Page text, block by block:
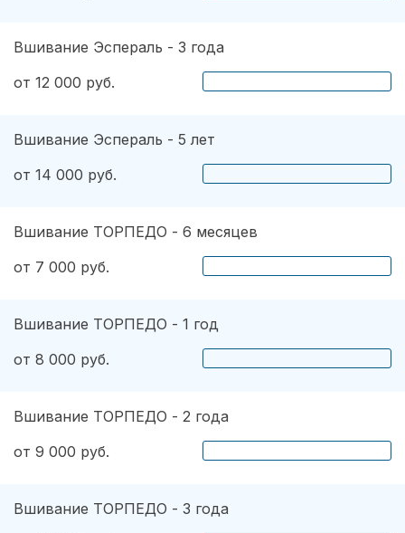
Вшивание Эспераль - 3 года
от 12 000 руб.
Вшивание Эспераль - 5 лет
от 14 000 руб.
Вшивание ТОРПЕДО - 6 месяцев
от 7 000 руб.
Вшивание ТОРПЕДО - 1 год
от 8 000 руб.
Вшивание ТОРПЕДО - 2 года
от 9 000 руб.
Вшивание ТОРПЕДО - 3 года